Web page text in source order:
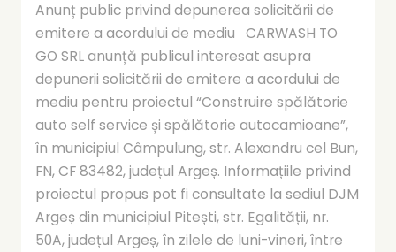
Anunț public privind depunerea solicitării de
emitere a acordului de mediu CARWASH TO
GO SRL anunță publicul interesat asupra
depunerii solicitării de emitere a acordului de
mediu pentru proiectul “Construire spălătorie
auto self service și spălătorie autocamioane”,
în municipiul Câmpulung, str. Alexandru cel Bun,
FN, CF 83482, județul Argeș. Informațiile privind
proiectul propus pot fi consultate la sediul DJM
Argeș din municipiul Pitești, str. Egalității, nr.
50A, județul Argeș, în zilele de luni-vineri, între